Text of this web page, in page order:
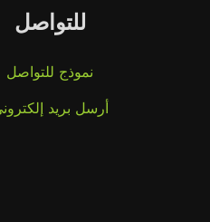
للتواصل
نموذج للتواصل
أرسل بريد